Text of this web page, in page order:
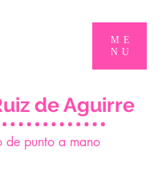
de punto a mano
de Aguirre
ME
NU